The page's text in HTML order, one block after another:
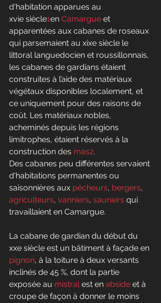
d'habitation apparues au
xvie siècle1en Camargue et
apparentées aux cabanes de roseaux
qui parsemaient au xixe siècle le
littoral languedocien et roussillonnais,
les cabanes de gardians étaient
construites à l’aide des matériaux
végétaux disponibles localement, et
ce uniquement pour des raisons de
coût. Les matériaux nobles,
acheminés depuis les régions
limitrophes, étaient réservés à la
construction des mas2.
Des cabanes peu différentes servaient
d'habitations permanentes ou
saisonnières aux pêcheurs, bergers,
agriculteurs, vanniers, sauniers qui
travaillaient en Camargue.
La cabane de gardian du début du
xxe siècle est un bâtiment à façade en
pignon, à la toiture à deux versants
inclinés de 45 %, dont la partie
exposée au mistral est en abside et à
croupe de façon à donner le moins